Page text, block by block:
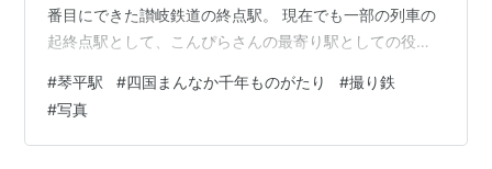
番目にできた讃岐鉄道の終点駅。 現在でも一部の列車の
起終点駅として、こんぴらさんの最寄り駅としての役目
や改札施設など最新の設備はあるものの、昭和以前の独
特な雰囲気は醸し出されていた。 夕方、高松から琴電で
琴平に戻り、こちらに寄ったときは、タイミングよく観
#琴平駅 #四国まんなか千年ものがたり #撮り鉄
#写真